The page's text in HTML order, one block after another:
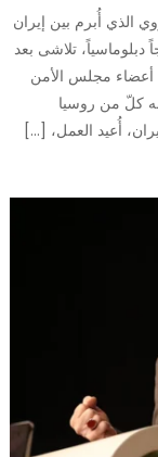
الذي أُبرم بين إيران
ونموذجاً دبلوماسياً، تلاشى بعد
أعضاء مجلس الأمن
كلّ من روسيا
أُعيد العمل، […]